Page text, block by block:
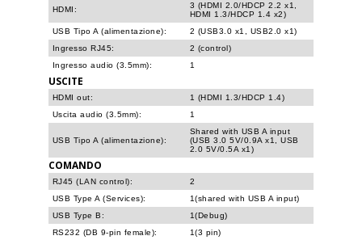
HDMI:
3 (HDMI 2.0/HDCP 2.2 x1,
HDMI 1.3/HDCP 1.4 x2)
USB Tipo A (alimentazione):
2 (USB3.0 x1, USB2.0 x1)
Ingresso RJ45:
2 (control)
Ingresso audio (3.5mm):
1
USCITE
HDMI out:
1 (HDMI 1.3/HDCP 1.4)
Uscita audio (3.5mm):
1
USB Tipo A (alimentazione):
Shared with USB A input
(USB 3.0 5V/0.9A x1, USB
2.0 5V/0.5A x1)
COMANDO
RJ45 (LAN control):
2
USB Type A (Services):
1(shared with USB A input)
USB Type B:
1(Debug)
RS232 (DB 9-pin female):
1(3 pin)